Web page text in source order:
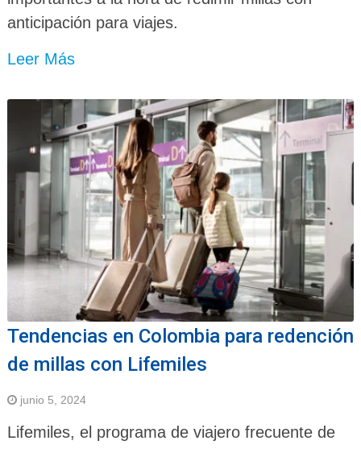
anticipación para viajes.
Leer Más
Tendencias en Colombia para redención
de millas con Lifemiles
junio 5, 2024
Lifemiles, el programa de viajero frecuente de